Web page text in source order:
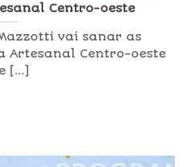
Centro-oeste
vai sanar as
Artesanal Centro-oeste
[...]